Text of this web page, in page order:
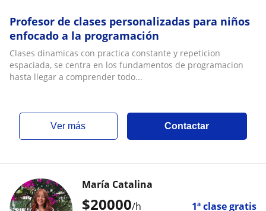
Profesor de clases personalizadas para niños
enfocado a la programación
Clases dinamicas con practica constante y repeticion
espaciada, se centra en los fundamentos de programacion
hasta llegar a comprender todo...
ver más Contactar
$20000/h 1ª clase gratis
María Catalina